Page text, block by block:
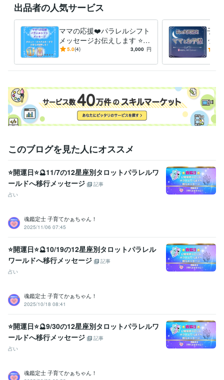
お気軽に
ホーム画面の「メッセージ」
のところから
お問い合わせください。
こちらから
返信させていただきまして
させていただきます❤️
ご納得いただけましたら
サービスのご購入のお手続きを
お願いいたします(*^^*)
ご相談や鑑定を
お受けいただいた後に
感じていただけますよう
鑑定書を作成しております。
福祉住環境コーディネーター2級
福祉用具専門相談員
得意分野
悩み相談・カウンセリング 【複数占術による解決策】 【親子鑑定】
【魂の気質から読み解く不登校の悩み相談】
【ママへの♡パラレル
シフトメッセージ】
子育ての悩み
占い 【魂の気質から読み解く宝物(才能)鑑定】
ためのお手伝い♡♪】
悩み相談 子育ての悩み 仕事 家族の悩み
出品者の人気サービス
ママの応援❤️パラレルシフト
メッセージお伝えします ⭐️タ
ロット・オラクルカード⭐️子
5.0(4) 3,000 円
子育
ット
子の
このブログを見た人にオススメ
⭐開運日⭐🔮11/7の12星座別タロットパラレルワ
ールドへ移行メッセージ
記事
占い
魂鑑定士 子育てかぁちゃん！
2025/11/06 07:45
⭐開運日⭐🔮10/19の12星座別タロットパラレル
ワールドへ移行メッセージ
記事
占い
魂鑑定士 子育てかぁちゃん！
2025/10/18 08:41
⭐開運日⭐🔮9/30の12星座別タロットパラレルワ
ールドへ移行メッセージ
記事
占い
魂鑑定士 子育てかぁちゃん！